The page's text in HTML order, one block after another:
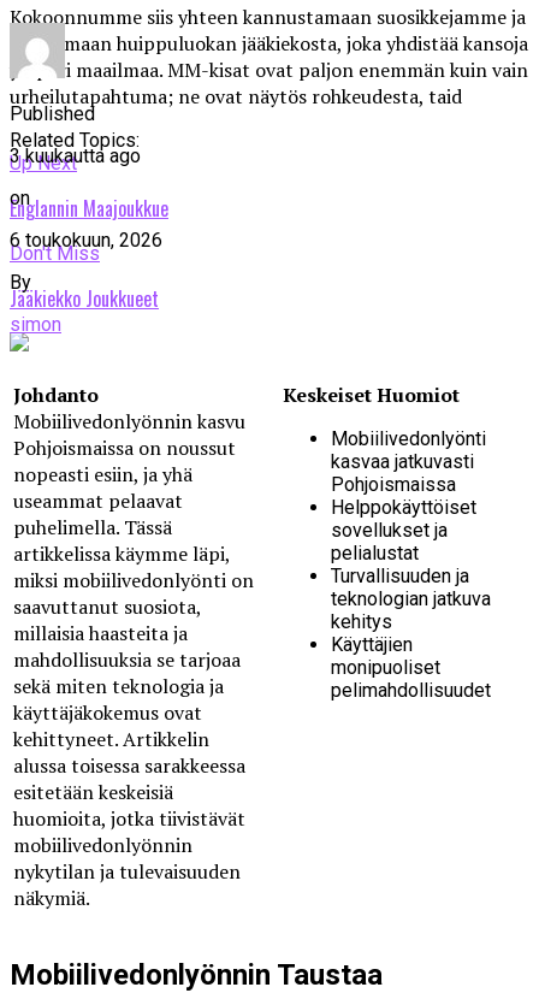
Kokoonnumme siis yhteen kannustamaan suosikkejamme ja
nauttimaan huippuluokan jääkiekosta, joka yhdistää kansoja
ympäri maailmaa. MM-kisat ovat paljon enemmän kuin vain
urheilutapahtuma; ne ovat näytös rohkeudesta, taid
Related Topics:
Up Next
Englannin Maajoukkue
Don't Miss
Jääkiekko Joukkueet
Published
3 kuukautta ago
on
6 toukokuun, 2026
By
simon
Johdanto
Mobiilivedonlyönnin kasvu
Pohjoismaissa on noussut
nopeasti esiin, ja yhä
useammat pelaavat
puhelimella. Tässä
artikkelissa käymme läpi,
miksi mobiilivedonlyönti on
saavuttanut suosiota,
millaisia haasteita ja
mahdollisuuksia se tarjoaa
sekä miten teknologia ja
käyttäjäkokemus ovat
kehittyneet. Artikkelin
alussa toisessa sarakkeessa
esitetään keskeisiä
huomioita, jotka tiivistävät
mobiilivedonlyönnin
nykytilan ja tulevaisuuden
näkymiä.
Keskeiset Huomiot
Mobiilivedonlyönti
kasvaa jatkuvasti
Pohjoismaissa
Helppokäyttöiset
sovellukset ja
pelialustat
Turvallisuuden ja
teknologian jatkuva
kehitys
Käyttäjien
monipuoliset
pelimahdollisuudet
Mobiilivedonlyönnin Taustaa